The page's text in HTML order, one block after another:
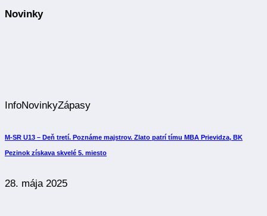
Novinky
InfoNovinkyZápasy
M-SR U13 – Deň tretí. Poznáme majstrov. Zlato patrí tímu MBA Prievidza, BK
Pezinok získava skvelé 5. miesto
28. mája 2025